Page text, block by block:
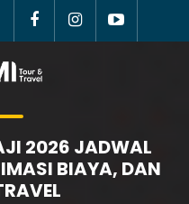
2026 JADWAL
BIAYA, DAN